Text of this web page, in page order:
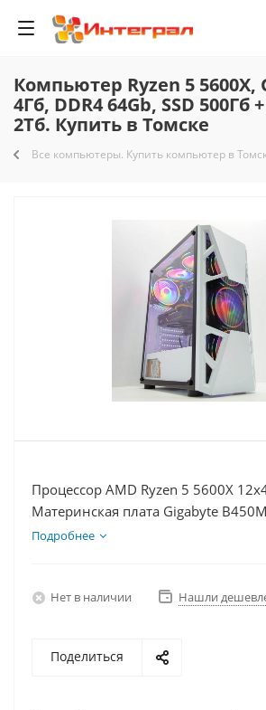
Компьютер Ryzen 5 5600X,
4Гб, DDR4 64Gb, SSD 500Гб
2Тб. Купить в Томске
Все компьютеры. Купить компьютер в
Процессор AMD Ryzen 5 5600X
Материнская плата Gigabyte
GTX 1630 4Гб, Память DDR4 64Gb,
Подробнее
Нет в наличии Нашли
Поделиться